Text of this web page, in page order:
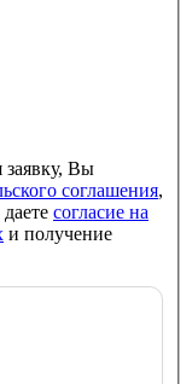
Вы
соглашения,
даете согласие на
и получение